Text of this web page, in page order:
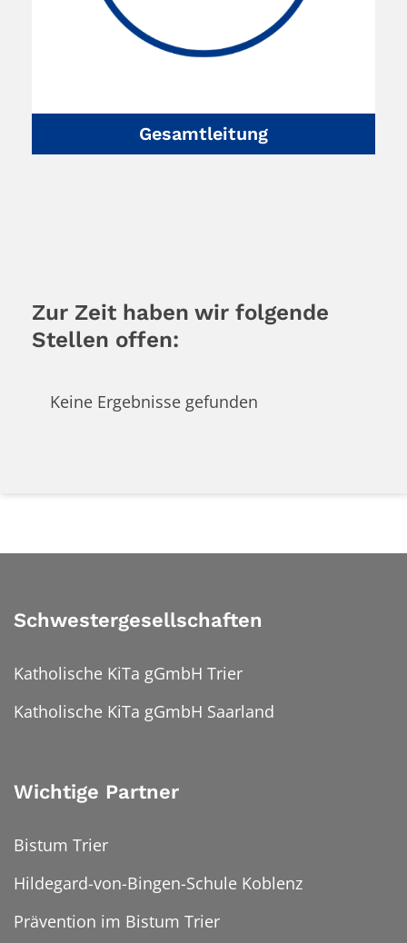
Gesamtleitung
Zur Zeit haben wir folgende
Stellen offen:
Keine Ergebnisse gefunden
Schwestergesellschaften
Katholische KiTa gGmbH Trier
Katholische KiTa gGmbH Saarland
Wichtige Partner
Bistum Trier
Hildegard-von-Bingen-Schule Koblenz
Prävention im Bistum Trier